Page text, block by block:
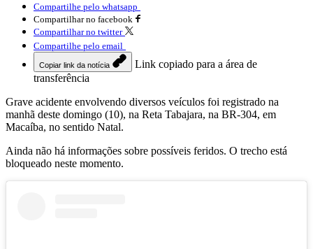
Compartilhe pelo whatsapp
Compartilhar no facebook
Compartilhar no twitter
Compartilhe pelo email
Copiar link da notícia
Link copiado para a área de
transferência
Grave acidente envolvendo diversos veículos foi registrado na
manhã deste domingo (10), na Reta Tabajara, na BR-304, em
Macaíba, no sentido Natal.
Ainda não há informações sobre possíveis feridos. O trecho está
bloqueado neste momento.